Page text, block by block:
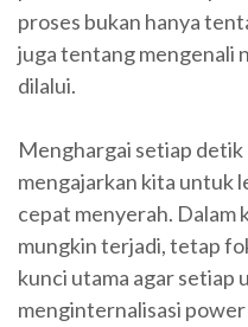
proses bukan hanya
juga tentang mengenali
dilalui.
Menghargai setiap detik
mengajarkan kita untuk
cepat menyerah. Dalam
mungkin terjadi, tetap
kunci utama agar setiap
menginternalisasi